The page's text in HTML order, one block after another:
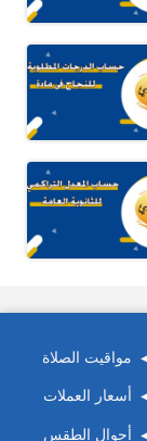
مواقيت الصلاة
أسعار العملات
أحوال الطقس